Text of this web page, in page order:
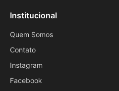
Institucional
Quem Somos
Contato
Instagram
Facebook